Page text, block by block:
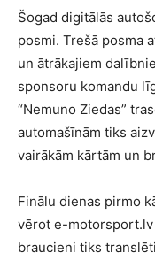
Šogad digitālās
posmi. Trešā posma
un ātrākajiem
sponsoru komandu
“Nemuno Ziedas”
automašīnām tiks
vairākām kārtām un
Finālu dienas pirmo
vērot e-motorsport.lv
braucieni tiks